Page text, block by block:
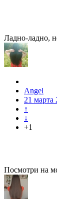
Ладно-ладно,
Angel
21 марта
↑
↓
+1
Посмотри на